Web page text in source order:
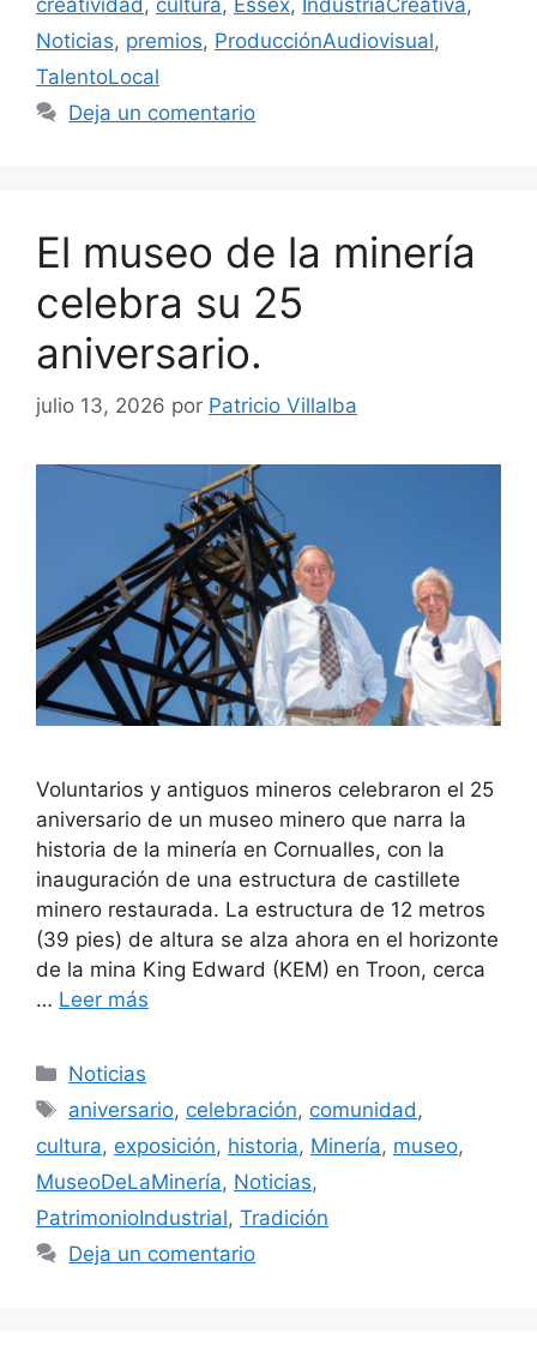
Noticias, premios, ProducciónAudiovisual,
TalentoLocal
Deja un comentario
El museo de la minería
celebra su 25
aniversario.
julio 13, 2026 por Patricio Villalba
Voluntarios y antiguos mineros celebraron el 25
aniversario de un museo minero que narra la
historia de la minería en Cornualles, con la
inauguración de una estructura de castillete
minero restaurada. La estructura de 12 metros
(39 pies) de altura se alza ahora en el horizonte
de la mina King Edward (KEM) en Troon, cerca
… Leer más
Categorías
Noticias
Etiquetas
aniversario, celebración, comunidad,
cultura, exposición, historia, Minería, museo,
MuseoDeLaMinería, Noticias,
PatrimonioIndustrial, Tradición
Deja un comentario